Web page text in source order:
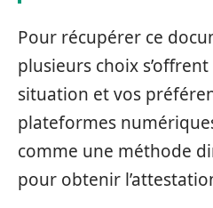
Pour récupérer ce
plusieurs choix
situation et vos
plateformes
comme une méthode
pour obtenir